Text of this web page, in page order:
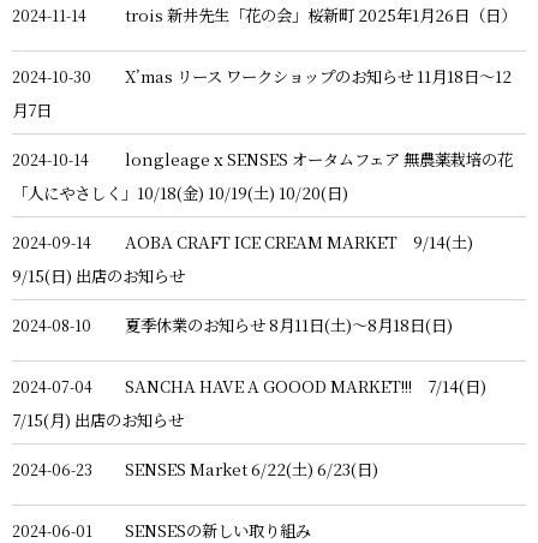
2024-11-14 trois 新井先生「花の会」桜新町 2025年1月26日（日）
2024-10-30
X’mas リース ワークショップのお知らせ 11月18日〜12
月7日
2024-10-14
longleage x SENSES オータムフェア 無農薬栽培の花
「人にやさしく」10/18(金) 10/19(土) 10/20(日)
2024-09-14
AOBA CRAFT ICE CREAM MARKET 9/14(土)
9/15(日) 出店のお知らせ
2024-08-10 夏季休業のお知らせ 8月11日(土)〜8月18日(日)
2024-07-04
SANCHA HAVE A GOOOD MARKET!!! 7/14(日)
7/15(月) 出店のお知らせ
2024-06-23 SENSES Market 6/22(土) 6/23(日)
2024-06-01 SENSESの新しい取り組み